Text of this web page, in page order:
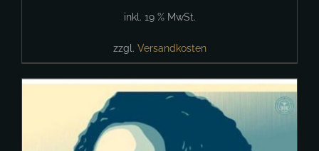
inkl. 19 % MwSt.
zzgl. Versandkosten